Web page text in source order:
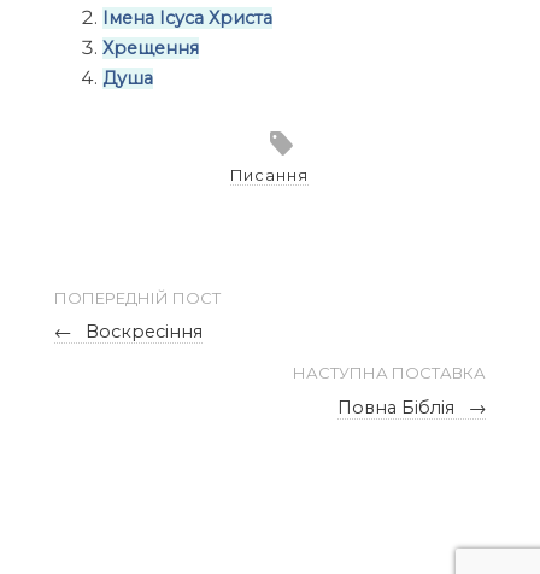
Імена Ісуса Христа
Хрещення
Душа
Писання
ПОПЕРЕДНІЙ ПОСТ
← Воскресіння
НАСТУПНА ПОСТАВКА
Повна Біблія →